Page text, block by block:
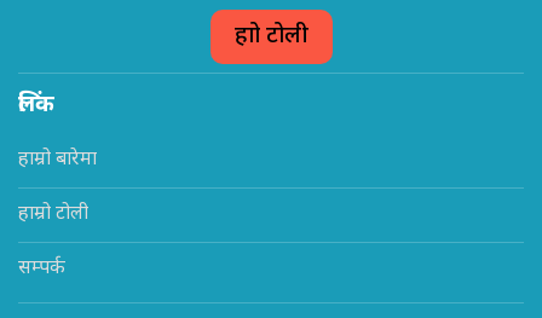
हाम्रो टोली
लिंक
हाम्रो बारेमा
हाम्रो टोली
सम्पर्क